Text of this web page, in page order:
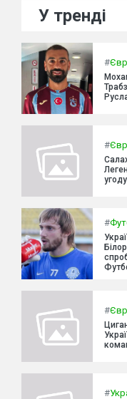
У тренді
#
#
#
#
#